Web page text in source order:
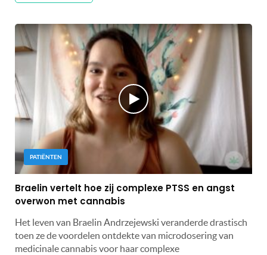
PATIËNTEN
Braelin vertelt hoe zij complexe PTSS en angst
overwon met cannabis
Het leven van Braelin Andrzejewski veranderde drastisch
toen ze de voordelen ontdekte van microdosering van
medicinale cannabis voor haar complexe